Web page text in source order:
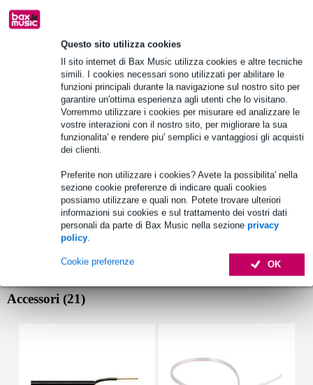
Questo sito utilizza cookies
Il sito internet di Bax Music utilizza cookies e altre tecniche
simili. I cookies necessari sono utilizzati per abilitare le
funzioni principali durante la navigazione sul nostro sito per
garantire un'ottima esperienza agli utenti che lo visitano.
Vorremmo utilizzare i cookies per misurare ed analizzare le
vostre interazioni con il nostro sito, per migliorare la sua
funzionalita' e rendere piu' semplici e vantaggiosi gli acquisti
dei clienti.
Preferite non utilizzare i cookies? Avete la possibilita' nella
sezione cookie preferenze di indicare quali cookies
possiamo utilizzare e quali non. Potete trovare ulteriori
informazioni sui cookies e sul trattamento dei vostri dati
personali da parte di Bax Music nella sezione privacy
policy.
OK
Cookie preferenze
potenza: 400 w aes
diametro nominale: 300 mm 12 pollici
Thiele & Small:
Re: 5,6 ohm
Costruzione:
profondità: 132 mm
peso totale: 6 kg
Specifiche complete
Vedi anche (1)
Accessori (21)